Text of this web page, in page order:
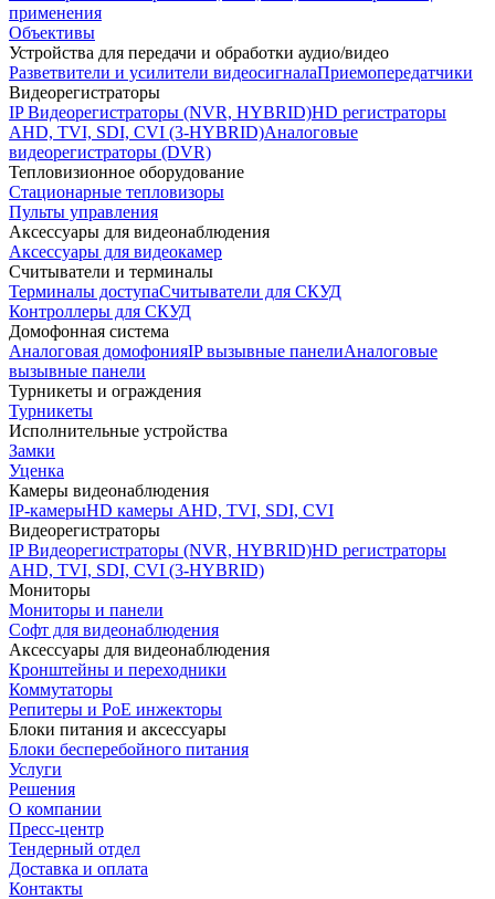
применения
Объективы
Устройства для передачи и обработки аудио/видео
Разветвители и усилители видеосигналаПриемопередатчики
Видеорегистраторы
IP Видеорегистраторы (NVR, HYBRID)HD регистраторы
AHD, TVI, SDI, CVI (3-HYBRID)Аналоговые
видеорегистраторы (DVR)
Тепловизионное оборудование
Стационарные тепловизоры
Пульты управления
Аксессуары для видеонаблюдения
Аксессуары для видеокамер
Считыватели и терминалы
Терминалы доступаСчитыватели для СКУД
Контроллеры для СКУД
Домофонная система
Аналоговая домофонияIP вызывные панелиАналоговые
вызывные панели
Турникеты и ограждения
Турникеты
Исполнительные устройства
Замки
Уценка
Камеры видеонаблюдения
IP-камерыHD камеры AHD, TVI, SDI, CVI
Видеорегистраторы
IP Видеорегистраторы (NVR, HYBRID)HD регистраторы
AHD, TVI, SDI, CVI (3-HYBRID)
Мониторы
Мониторы и панели
Софт для видеонаблюдения
Аксессуары для видеонаблюдения
Кронштейны и переходники
Коммутаторы
Репитеры и PoE инжекторы
Блоки питания и аксессуары
Блоки бесперебойного питания
Услуги
Решения
О компании
Пресс-центр
Тендерный отдел
Доставка и оплата
Контакты